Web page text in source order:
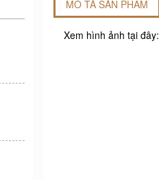
MÔ TẢ SẢN PHẨM
Xem hình ảnh tại đây: